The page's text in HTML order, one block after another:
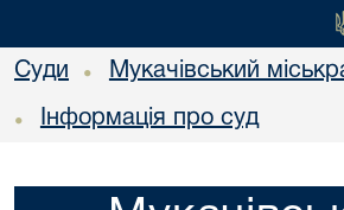
Суди • Мукачівський
• Інформація про суд